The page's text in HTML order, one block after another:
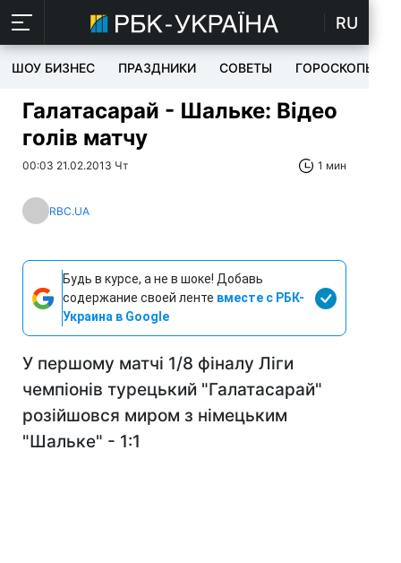
RU
ШОУ БИЗНЕС ПРАЗДНИКИ СОВЕТЫ ГОРОСКОПЫ
Галатасарай - Шальке: Відео
голів матчу
00:03 21.02.2013 Чт 1 мин
RBC.UA
Будь в курсе, а не в шоке! Добавь
содержание своей ленте вместе с РБК-
Украина в Google
У першому матчі 1/8 фіналу Ліги
чемпіонів турецький "Галатасарай"
розійшовся миром з німецьким
"Шальке" - 1:1